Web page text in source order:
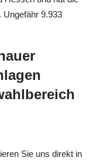
Ungefähr 9.933
Sie uns direkt in